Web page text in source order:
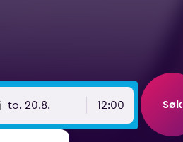
to. 20.8. 12:00 Søk